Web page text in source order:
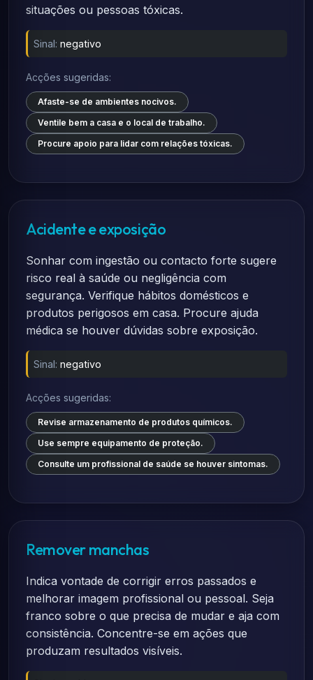
situações ou pessoas tóxicas.
Sinal: negativo
Acções sugeridas:
Afaste-se de ambientes nocivos.
Ventile bem a casa e o local de trabalho.
Procure apoio para lidar com relações tóxicas.
Acidente e exposição
Sonhar com ingestão ou contacto forte sugere
risco real à saúde ou negligência com
segurança. Verifique hábitos domésticos e
produtos perigosos em casa. Procure ajuda
médica se houver dúvidas sobre exposição.
Sinal: negativo
Acções sugeridas:
Revise armazenamento de produtos químicos.
Use sempre equipamento de proteção.
Consulte um profissional de saúde se houver sintomas.
Remover manchas
Indica vontade de corrigir erros passados e
melhorar imagem profissional ou pessoal. Seja
franco sobre o que precisa de mudar e aja com
consistência. Concentre-se em ações que
produzam resultados visíveis.